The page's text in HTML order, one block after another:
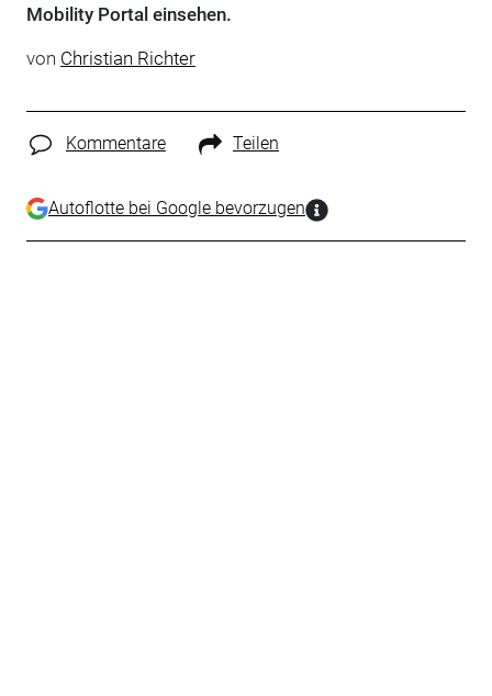
Mobility Portal einsehen.
von Christian Richter
Kommentare Teilen
Autoflotte bei Google bevorzugen